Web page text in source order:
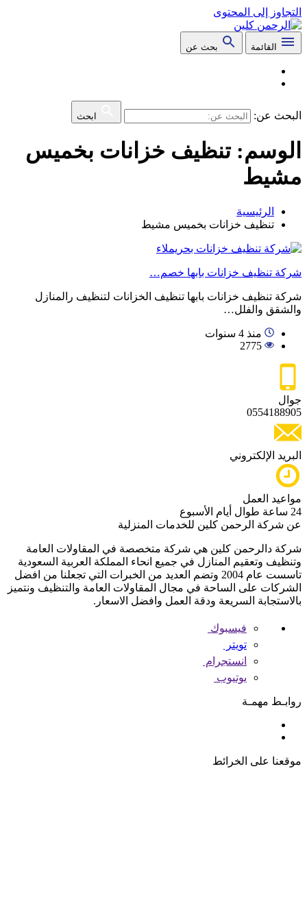
التجاوز إلى المحتوى
القائمة بحث عن
البحث عن: ابحث
الوسم:تنظيف خزانات بخميس
مشيط
الرئيسية
تنظيف خزانات بخميس مشيط
شركة تنظيف خزانات بابها خصم…
شركة تنظيف خزانات بابها تنظيف الخزانات لتنظيف رالمنازل
والشقق والفلل…
منذ 4 سنوات
2775
جوال
0554188905
البريد الإلكتروني
مواعيد العمل
24 ساعة طوال أيام الأسبوع
عن شركة الرحمن كلين للخدمات المنزلية
شركة دالرحمن كلين هي شركة متخصصة في المقاولات العامة
وتنظيف وتعقيم المنازل في جميع انحاء المملكة العربية السعودية
تاسست عام 2004 وتضم العديد من الخبرات التي تجعلنا من افضل
الشركات على الساحة في مجال المقاولات العامة والتنظيف ونتميز
بالاستجابة السريعة ودقة العمل وافضل الاسعار.
فيسبوك
تويتر
انستجرام
يوتيوب
روابـط مهمـة
موقعنا على الخرائط